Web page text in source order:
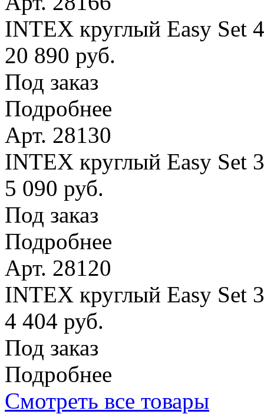
INTEX круглый Easy Set
20 890 руб.
Под заказ
Подробнее
Арт. 28130
INTEX круглый Easy Set
5 090 руб.
Под заказ
Подробнее
Арт. 28120
INTEX круглый Easy Set
4 404 руб.
Под заказ
Подробнее
Смотреть все товары